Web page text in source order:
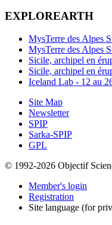
EXPLOREARTH
MysTerre des Alpes
MysTerre des Alpes
Sicile, archipel en
Sicile, archipel en
Iceland Lab - 12 au
Site Map
Newsletter
SPIP
Sarka-SPIP
GPL
© 1992-2026 Objectif
Member's login
Registration
Site language (for